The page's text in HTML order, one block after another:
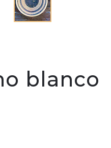
blanco